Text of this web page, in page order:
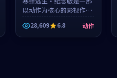
以动作为核心的影视作
品，围绕危机、反转与人
物成长展开，整体节奏紧
凑，值得推荐观看。
28,609 6.8 动作